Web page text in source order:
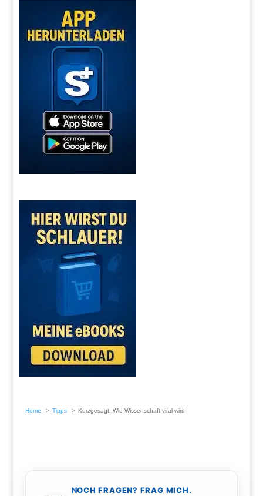
Home Tipps Kurzgesagt: Wie Wissenschaft viral wird
NOCH FRAGEN? FRAG MICH.